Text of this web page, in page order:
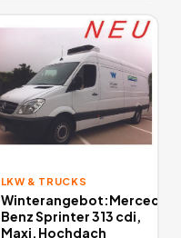
LKW & TRUCKS
Winterangebot:Mercedes
Benz Sprinter 313 cdi,
Maxi, Hochdach